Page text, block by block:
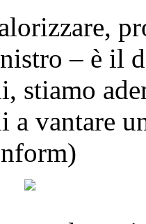
– è il
stiamo
a vantare